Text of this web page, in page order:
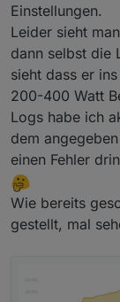
Einstellungen.
Leider sieht
dann selbst die
sieht dass er
200-400 Watt
Logs habe ich
dem
einen Fehler
Wie bereits
gestellt, mal